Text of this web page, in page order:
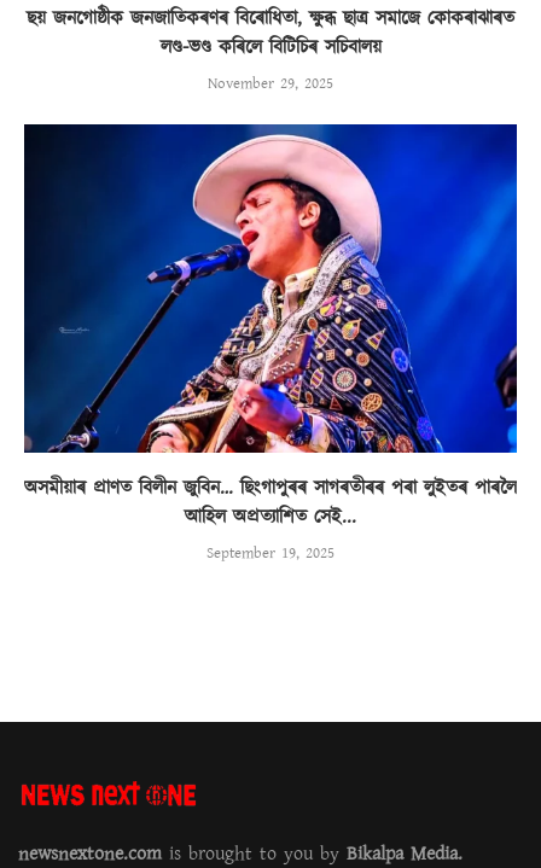
ছয় জনগোষ্ঠীক জনজাতিকৰণৰ বিৰোধিতা, ক্ষুব্ধ ছাত্ৰ সমাজে কোকৰাঝাৰত
লণ্ড-ভণ্ড কৰিলে বিটিচিৰ সচিবালয়
November 29, 2025
অসমীয়াৰ প্ৰাণত বিলীন জুবিন… ছিংগাপুৰৰ সাগৰতীৰৰ পৰা লুইতৰ পাৰলৈ
আহিল অপ্ৰত্যাশিত সেই...
September 19, 2025
newsnextone.com is brought to you by Bikalpa Media.